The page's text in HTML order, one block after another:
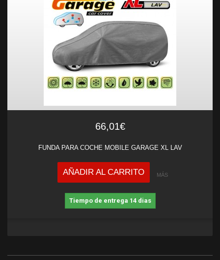
66,01€
FUNDA PARA COCHE MOBILE GARAGE XL LAV
AÑADIR AL CARRITO MÁS
Tiempo de entrega 14 dias